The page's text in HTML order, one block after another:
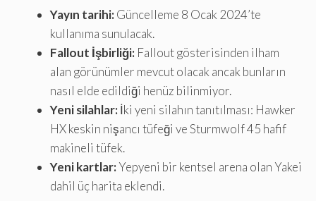
Yayın tarihi:Güncelleme 8 Ocak 2024’te
kullanıma sunulacak.
Fallout İşbirliği: Fallout gösterisinden ilham
alan görünümler mevcut olacak ancak bunların
nasıl elde edildiği henüz bilinmiyor.
Yeni silahlar:İki yeni silahın tanıtılması: Hawker
HX keskin nişancı tüfeği ve Sturmwolf 45 hafif
makineli tüfek.
Yeni kartlar:Yepyeni bir kentsel arena olan Yakei
dahil üç harita eklendi.